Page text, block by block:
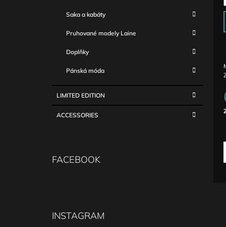
Saka a kabáty
Pruhované modely Laine
Doplňky
Pánská móda
LIMITED EDITION
ACCESSORIES
FACEBOOK
INSTAGRAM